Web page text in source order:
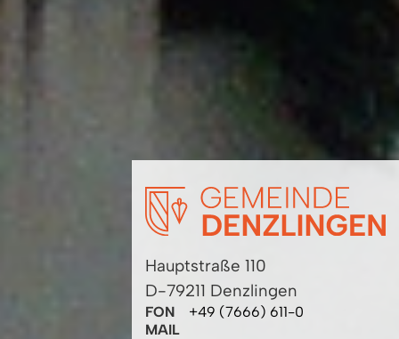
Hauptstraße 110
D-79211 Denzlingen
FON
+49 (7666) 611-0
MAIL